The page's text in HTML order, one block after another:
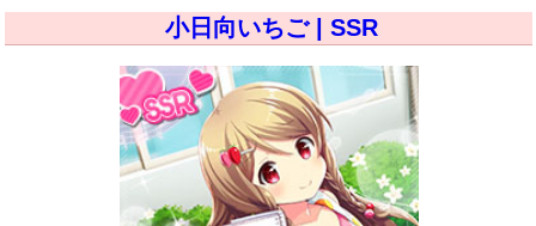
小日向いちご | SSR